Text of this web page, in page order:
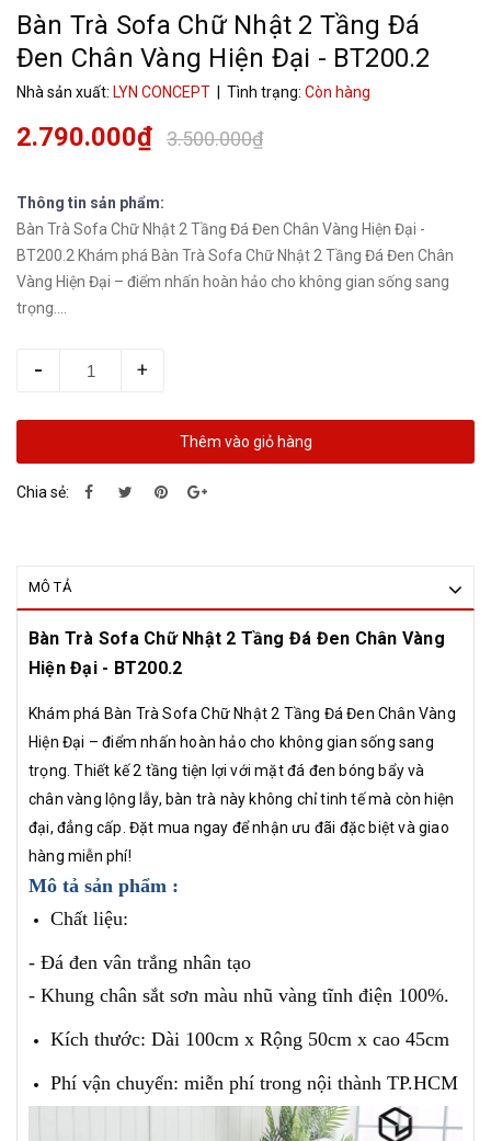
Bàn Trà Sofa Chữ Nhật 2 Tầng Đá
Đen Chân Vàng Hiện Đại - BT200.2
Nhà sản xuất: LYN CONCEPT | Tình trạng: Còn hàng
2.790.000₫ 3.500.000₫
Thông tin sản phẩm:
Bàn Trà Sofa Chữ Nhật 2 Tầng Đá Đen Chân Vàng Hiện Đại -
BT200.2 Khám phá Bàn Trà Sofa Chữ Nhật 2 Tầng Đá Đen Chân
Vàng Hiện Đại – điểm nhấn hoàn hảo cho không gian sống sang
trọng....
- +
Thêm vào giỏ hàng
Chia sẻ:
MÔ TẢ
Bàn Trà Sofa Chữ Nhật 2 Tầng Đá Đen Chân Vàng
Hiện Đại - BT200.2
Khám phá Bàn Trà Sofa Chữ Nhật 2 Tầng Đá Đen Chân Vàng
Hiện Đại – điểm nhấn hoàn hảo cho không gian sống sang
trọng. Thiết kế 2 tầng tiện lợi với mặt đá đen bóng bẩy và
chân vàng lộng lẫy, bàn trà này không chỉ tinh tế mà còn hiện
đại, đẳng cấp. Đặt mua ngay để nhận ưu đãi đặc biệt và giao
hàng miễn phí!
Mô tả sản phẩm :
Chất liệu:
- Đá đen vân trắng nhân tạo
- Khung chân sắt sơn màu nhũ vàng tĩnh điện 100%.
Kích thước: Dài 100cm x Rộng 50cm x cao 45cm
Phí vận chuyển: miễn phí trong nội thành TP.HCM